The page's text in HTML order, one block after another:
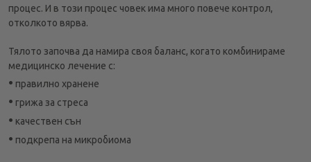
процес. И в този процес човек има много повече контрол,
отколкото вярва.
Тялото започва да намира своя баланс, когато комбинираме
медицинско лечение с:
• правилно хранене
• грижа за стреса
• качествен сън
• подкрепа на микробиома